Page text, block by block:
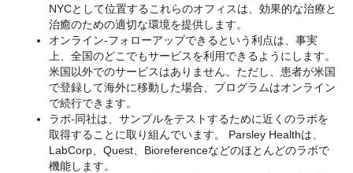
NYCとして位置するこれらのオフィスは、効果的な治療と
治癒のための適切な環境を提供します。
オンライン-フォローアップできるという利点は、事実
上、全国のどこでもサービスを利用できるようにします。
米国以外でのサービスはありません。ただし、患者が米国
で登録して海外に移動した場合、プログラムはオンライン
で続行できます。
ラボ-同社は、サンプルをテストするために近くのラボを
取得することに取り組んでいます。 Parsley Healthは、
LabCorp、Quest、Bioreferenceなどのほとんどのラボで
機能します。